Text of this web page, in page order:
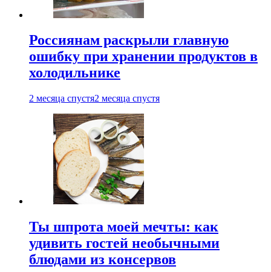
Россиянам раскрыли главную
ошибку при хранении продуктов в
холодильнике
2 месяца спустя2 месяца спустя
Ты шпрота моей мечты: как
удивить гостей необычными
блюдами из консервов